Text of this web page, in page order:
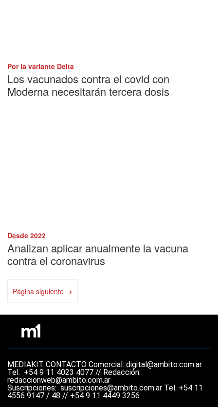
Por la variante Delta
Los vacunados contra el covid con
Moderna necesitarán tercera dosis
Desde 2022
Analizan aplicar anualmente la vacuna
contra el coronavirus
Página siguiente ›
MEDIAKIT CONTACTO Comercial: digital@ambito.com.ar
Tel. +54 9 11 4023 4077 // Redacción:
redaccionweb@ambito.com.ar
Suscripciones: suscripciones@ambito.com.ar Tel. +54 11
4556 9147 / 48 // +54 9 11 4449 3256